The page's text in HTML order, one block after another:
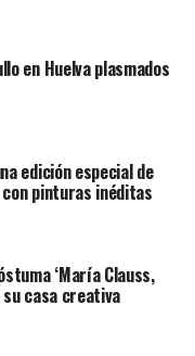
en Huelva plasmados
edición especial de
pinturas inéditas
‘María Clauss,
su casa creativa